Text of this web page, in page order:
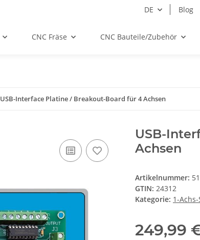
DE Blog
CNC Fräse CNC Bauteile/Zubehör
USB-Interface Platine / Breakout-Board für 4 Achsen
USB-
Achsen
Artikelnummer:
GTIN: 24312
Kategorie: 1-
249,99